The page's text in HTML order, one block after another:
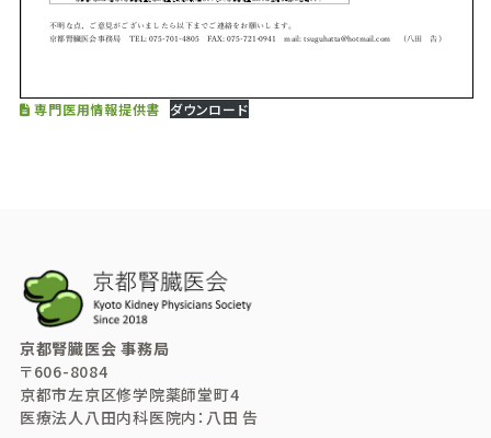
専門医用情報提供書 ダウンロード
京都腎臓医会 事務局
〒606-8084
京都市左京区修学院薬師堂町4
医療法人八田内科医院内：八田 告